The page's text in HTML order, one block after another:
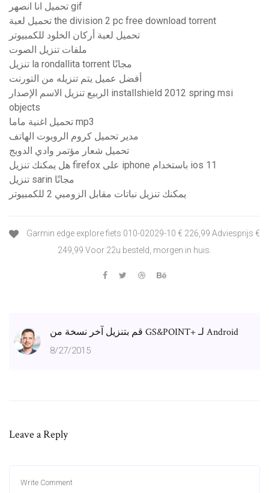
تحميل انا انصهر gif
تحميل لعبة the division 2 pc free download torrent
تحميل لعبة أركان الخلود للكمبيوتر
ملفات تنزيل الصوت
تنزيل la rondallita torrent مجانًا
أفضل عميل يتم تنزيله من التورنت
الربيع تنزيل الاسم الإصدار installshield 2012 spring msi
objects
تحميل اغنية ماما mp3
مدير تحميل كروم الروبوت الهاتف
تحميل شعار مؤتمر وادي الدوبج
هل يمكنك تنزيل firefox على iphone باستخدام ios 11
تنزيل sarin مجانًا
يمكنك تنزيل نباتات مقابل الزومبي 2 للكمبيوتر
Garmin edge explore fiets 010-02029-10 € 226,99 Adviesprijs €
249,99 Voor 22u besteld, morgen in huis.
قم بتنزيل آخر نسخة من GS&POINT+ لـ Android
8/27/2015
Leave a Reply